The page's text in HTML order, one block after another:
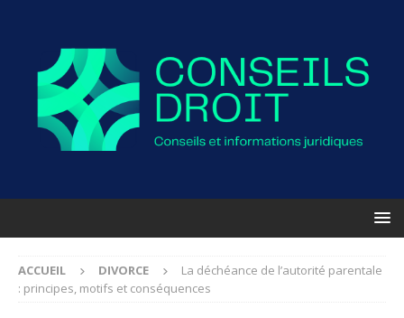
ACCUEIL DIVORCE
La déchéance de l’autorité parentale
: principes, motifs et conséquences